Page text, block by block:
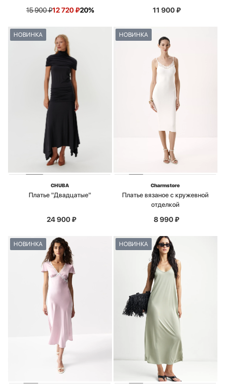
15 900₽12 720₽20% 11 900₽
НОВИНКА
CHUBA
Платье "Двадцатые"
24 900₽
НОВИНКА
Charmstore
Платье вязаное с кружевной
отделкой
8 990₽
НОВИНКА НОВИНКА